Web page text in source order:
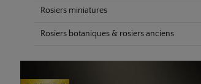
Rosiers miniatures
Rosiers botaniques & rosiers anciens